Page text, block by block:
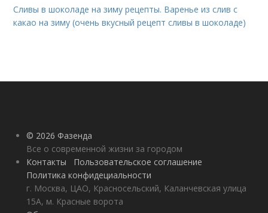
Сливы в шоколаде на зиму рецепты. Варенье из слив с
какао на зиму (очень вкусный рецепт сливы в шоколаде)
© 2026 Фазенда
Все о современной жизни за городом
Контакты
Пользовательское соглашение
Политика конфидециальности
г. Москва, ЦАО, Красносельский, Каланчевская улица
15А, м. Красные ворота